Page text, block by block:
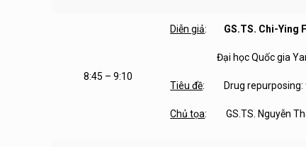
8:45 – 9:10
Diễn giả: GS.TS. Chi-Ying
Đại học Quốc gia Yang
Tiêu đề: Drug repurposing:
Chủ tọa: GS.TS. Nguyễn